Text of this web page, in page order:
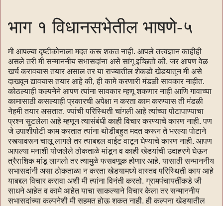
भाग १ विधानसभेतील भाषणे-५
मी आपल्या दृष्टीकोनाला मदत करू शकत नाही. आपले तत्त्वज्ञान काहीही
असले तरी मी सन्माननीय सभासदांना असे सांगू इच्छितो की, जर आपण वेळ
खर्च करावयास तयार असाल तर या राज्यातील शेकडो खेडयातून मी असे
दाखवून द्यावयास तयार आहे की, ही कामे करणारी मंडळी सावकार नाहीत.
कोठल्याही कल्पनेने आपण त्यांना सावकार म्हणू शकणार नाही आणि गावाच्या
कामासाठी कसल्याही प्रकारची अपेक्षा न करता काम करण्यास ती मंडळी
नेहमी तयार असतात. ज्यांची परिस्थिती चांगली आहे त्यांच्या पोटापाण्याचा
प्रश्न सुटलेला आहे म्हणून त्यासंबंधी काही विचार करण्याचे कारण नाही. पण
जे उपाशीपोटी काम करतात त्यांना थोडीबहुत मदत करून ते भरल्या पोटाने
रस्त्यावरून चालू लागले तर त्याबद्दल वाईट वाटून घेण्याचे कारण नाही. आपण
आपल्या मनाशी योजलेले ठोकताळे मांडून व काही खेडयांची उदाहरणे घेऊन
त्रैराशिक मांडू लागलो तर त्यामुळे फसवणूक होणार आहे. यासाठी सन्माननीय
सभासदांनी असा ठोकताळा न करता खेडयामध्ये वास्तव परिस्थिती काय आहे
याबद्दल विचार करावा अशी मी त्यांना विनंती करतो. ग्रामपंचायतींकडे जी
साधने आहेत व कामे आहेत याचा साकल्याने विचार केला तर सन्माननीय
सभासदांच्या कल्पनेशी मी सहमत होऊ शकत नाही. ही कल्पना खेडयातील